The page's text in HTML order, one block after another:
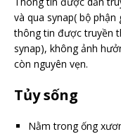
và qua synap( bộ
thông tin được truyền
synap), không ảnh
còn nguyên vẹn.
Tủy sống
Nằm trong ống